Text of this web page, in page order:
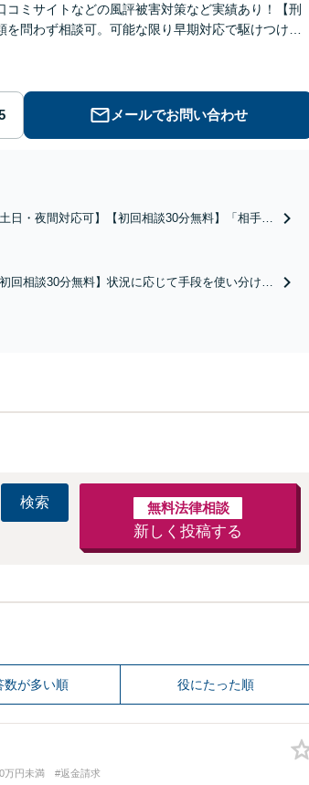
コミサイトなどの風評被害対策など実績あり！【刑
を問わず相談可。可能な限り早期対応で駆けつけサ
メールでお問い合わせ
土日・夜間対応可】【初回相談30分無料】「相手方
額アップ／減額交渉も対応可」【完全個室対応】
初回相談30分無料】状況に応じて手段を使い分け、
検索 無料法律相談
新しく投稿する
数が多い順 役にたった順
万円未満 #返金請求